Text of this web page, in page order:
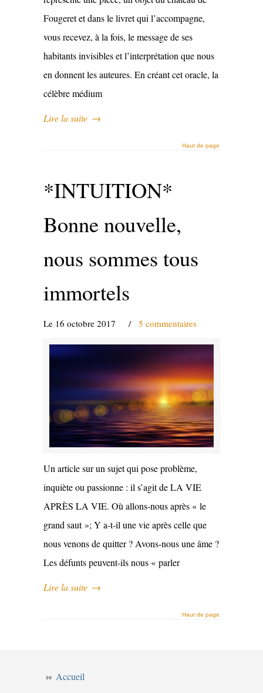
Fougeret et dans le livret qui l’accompagne,
vous recevez, à la fois, le message de ses
habitants invisibles et l’interprétation que nous
en donnent les auteures. En créant cet oracle, la
célèbre médium
Lire la suite →
Haut de page
*INTUITION*
Bonne nouvelle,
nous sommes tous
immortels
Le 16 octobre 2017 / 5 commentaires
Un article sur un sujet qui pose problème,
inquiète ou passionne : il s’agit de LA VIE
APRÈS LA VIE. Où allons-nous après « le
grand saut »; Y a-t-il une vie après celle que
nous venons de quitter ? Avons-nous une âme ?
Les défunts peuvent-ils nous « parler
Lire la suite →
Haut de page
Accueil